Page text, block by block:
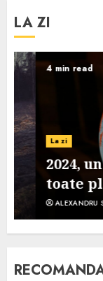
LA ZI
4 min read
La zi
2024, un
toate
ALEXANDRU S.